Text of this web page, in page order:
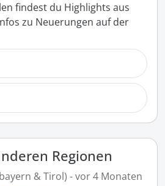
findest du Highlights aus
zu Neuerungen auf der
Regionen
& Tirol) - vor 4 Monaten